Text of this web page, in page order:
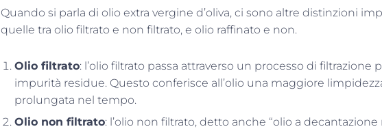
Quando si parla di olio extra vergine d’oliva, ci sono altre distinzioni
quelle tra olio filtrato e non filtrato, e olio raffinato e non.
Olio filtrato: l’olio filtrato passa attraverso un processo di filtrazione
impurità residue. Questo conferisce all’olio una maggiore
prolungata nel tempo.
Olio non filtrato: l’olio non filtrato, detto anche “olio a